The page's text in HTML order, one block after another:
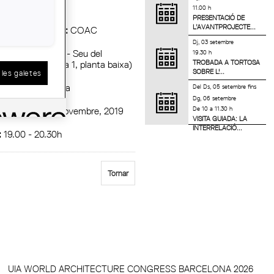
11.00 h
PRESENTACIÓ DE
L’AVANTPROJECTE...
Dj, 03 setembre
19.30 h
TROBADA A TORTOSA
SOBRE L'...
DelDs, 05 setembrefins
Dg, 06 setembre
De 10 a 11.30 h
VISITA GUIADA: LA
INTERRELACIÓ...
Organitzadora :COAC
Sala de Reunions - Seu del
(Plaça d'Orfila 1, planta baixa)
:Barcelona
: Dijous, 21 novembre, 2019
19.00 - 20.30h
Tornar
UIA WORLD ARCHITECTURE CONGRESS BARCELONA 2026
galetes